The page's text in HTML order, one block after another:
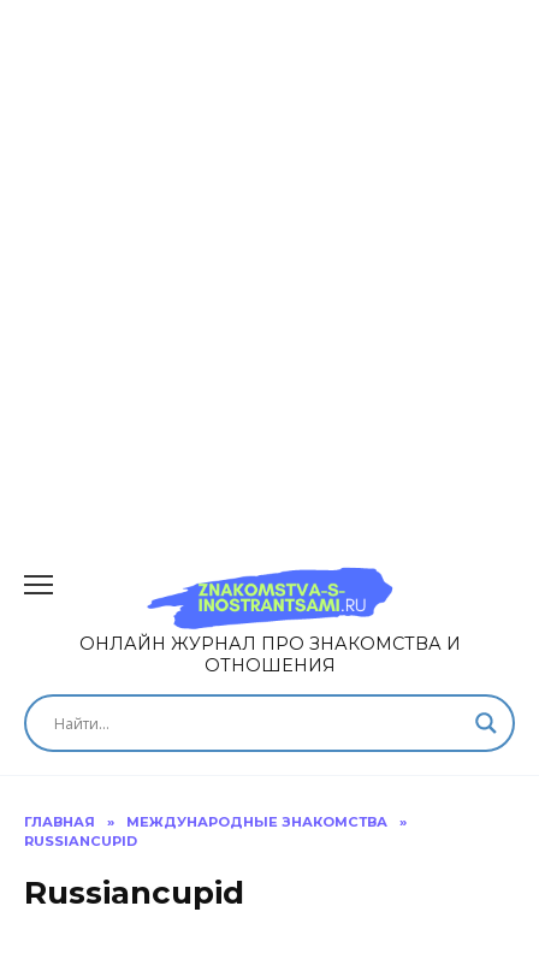
ОНЛАЙН ЖУРНАЛ ПРО ЗНАКОМСТВА И
ОТНОШЕНИЯ
ГЛАВНАЯ » МЕЖДУНАРОДНЫЕ ЗНАКОМСТВА
»
RUSSIANCUPID
Russiancupid